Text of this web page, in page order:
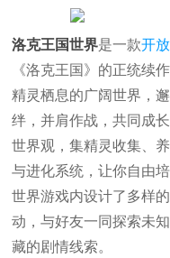
洛克王国世界是一款开
《洛克王国》的正统续
精灵栖息的广阔世界，
绊，并肩作战，共同成
世界观，集精灵收集、
与进化系统，让你自由
世界游戏内设计了多样
动，与好友一同探索未
藏的剧情线索。